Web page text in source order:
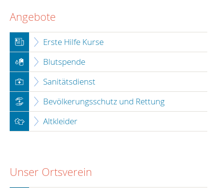
Angebote
Erste Hilfe Kurse
Blutspende
Sanitätsdienst
Bevölkerungsschutz und Rettung
Altkleider
Unser Ortsverein